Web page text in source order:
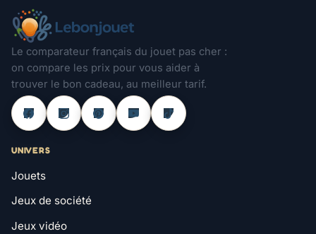
Le comparateur français du jouet pas cher :
on compare les prix pour vous aider à
trouver le bon cadeau, au meilleur tarif.
UNIVERS
Jouets
Jeux de société
Jeux vidéo